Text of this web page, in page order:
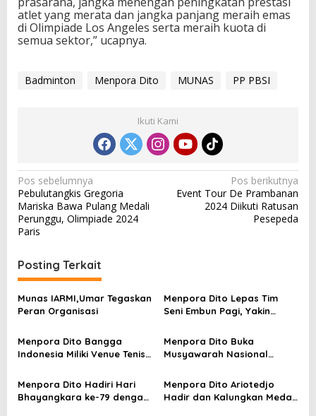
atlet yang merata dan jangka panjang meraih emas
di Olimpiade Los Angeles serta meraih kuota di
semua sektor,” ucapnya.
Badminton Menpora Dito MUNAS PP PBSI
Ikuti Kami
N
a
v
i
g
a
s
i
p
o
s
Pos sebelumnya
Pebulutangkis Gregoria
Mariska Bawa Pulang Medali
Perunggu, Olimpiade 2024
Paris
Pos berikutnya
Event Tour De Prambanan
2024 Diikuti Ratusan
Pesepeda
Posting Terkait
Munas IARMI,Umar Tegaskan
Peran Organisasi
Menpora Dito Lepas Tim
Seni Embun Pagi, Yakin
Global
Menpora Dito Bangga
Indonesia Miliki Venue Tenis
Menpora Dito Buka
Musyawarah Nasional
Mahasiswa Seluruh
Indonesia
Menpora Dito Hadiri Hari
Bhayangkara ke-79 dengan
Menpora Dito Ariotedjo
Hadir dan Kalungkan Medali